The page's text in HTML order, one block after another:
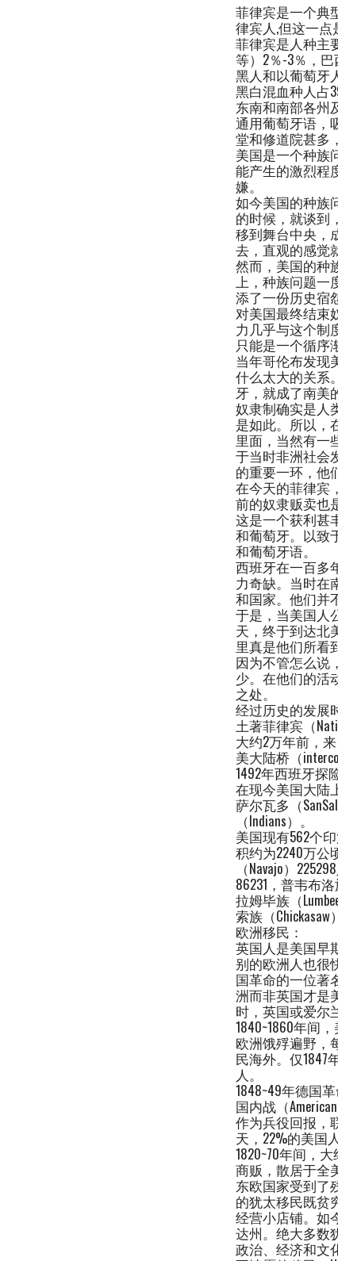
菲律宾是一个典
律宾人,但这一
菲律宾是人种主
等）2％-3％，
黑人和以葡萄牙
黑白混血种人占
东南和南部各州
通用葡萄牙语，
堂和修道院甚多
美国是一个种族
能产生的激烈程
嫌。
如今美国的种族
的时候，就谈到
移到舞台中央，
去，直观的感觉
然而，美国的种
上，种族问题
添了一份历史宿
对美国最终结束
力几乎与这个制
只能是一个循序
当年哥伦布发现
什么太大的关系
牙，就成了南美
奴隶制确实是人
是如此。所以，
里面，当然有一
于当时非洲社会
的重要一环，他
在今天的菲律宾
前的奴隶贩卖也
这是一个获利甚
和葡萄牙。以致
和葡萄牙语。
西班牙在一百多
力奇缺。当时在
和国家。他们并
于是，当美国人
天，终于到达北
里真是他们所看
因为不管怎么说
少。在他们的活
之处。
经过历史的发展
土著菲律宾（
大约2万年前，
美大陆桥（
1492年西班牙探
在现今美国大陆
萨尔瓦多（
（Indians）。
美国现有562个
积约为2240万公
（Navajo）
86231，普韦布
拉姆毕族（
索族（Chickasaw
欧洲移民：
英国人是美国早
别的欧洲人也很
国革命的一位著
洲而非英国才是
时，英国或爱尔
1840~1860年间
欧洲饿殍遍野，
民海外。仅1847
人。
1848~49年德国
国内战（
作为兵役回报，
天，22%的美国
1820~70年间，
商贩，散居于全
东欧国家受到了
的犹太移民既贫
经营小店铺。如
达州。绝大多数
政治、经济和文